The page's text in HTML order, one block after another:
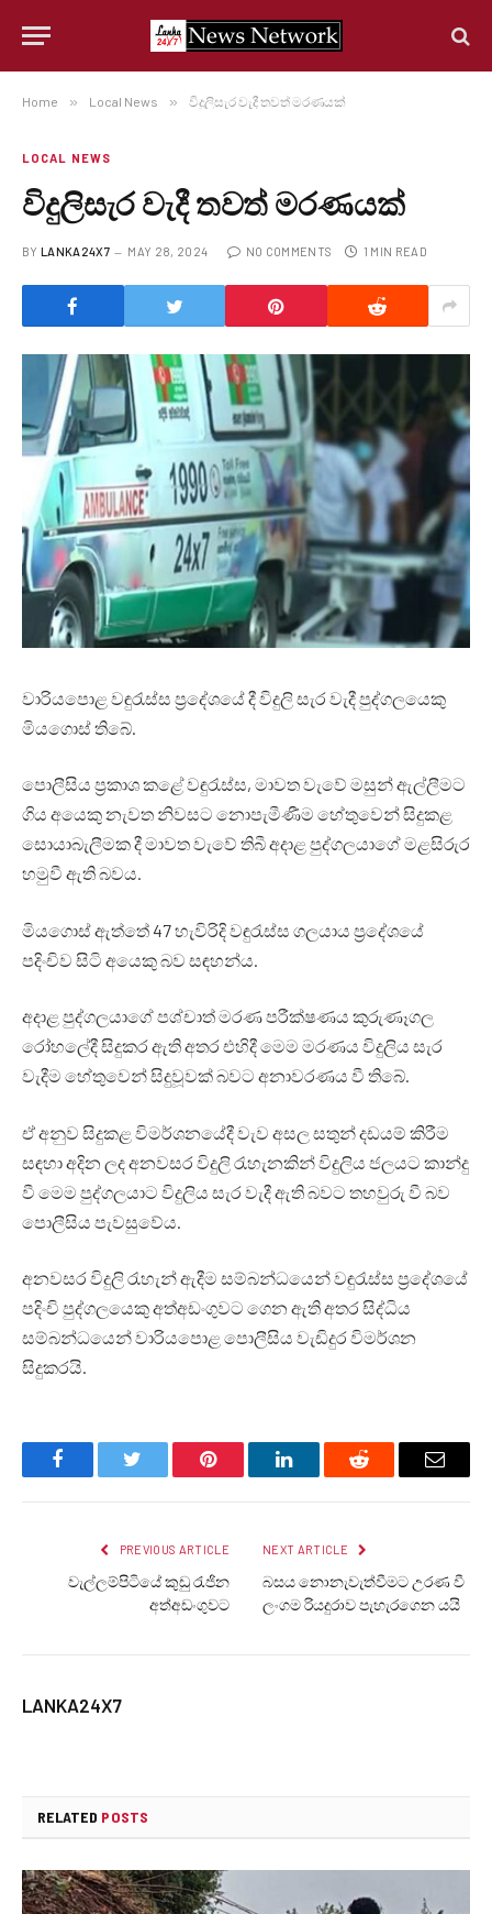
Home » Local News » විදුලිසැර වැදී තවත් මරණයක්
LOCAL NEWS
විදුලිසැර වැදී තවත් මරණයක්
BY LANKA24X7 MAY 28, 2024 NO COMMENTS 1 MIN READ
වාරියපොළ වඳුරැස්ස ප්‍රදේශයේ දී විදුලි සැර වැදී පුද්ගලයෙකු
මියගොස් තිබේ.
පොලීසිය ප්‍රකාශ කළේ වඳුරැස්ස, මාවත වැවේ මසුන් ඇල්ලීමට
ගිය අයෙකු නැවත නිවසට නොපැමීණීම හේතුවෙන් සිදුකළ
සොයාබැලීමක දී මාවත වැවේ තිබී අදාළ පුද්ගලයාගේ මළසිරුර
හමුවී ඇති බවය.
මියගොස් ඇත්තේ 47 හැවිරිදි වඳුරැස්ස ගලයාය ප්‍රදේශයේ
පදිංචිව සිටි අයෙකු බව සඳහන්ය.
අදාළ පුද්ගලයාගේ පශ්චාත් මරණ පරීක්ෂණය කුරුණෑගල
රෝහලේදී සිදුකර ඇති අතර එහිදී මෙම මරණය විදුලිය සැර
වැදීම හේතුවෙන් සිදුවූවක් බවට අනාවරණය වී තිබේ.
ඒ අනුව සිදුකළ විමර්ශනයේදී වැව අසල සතුන් දඩයම් කිරීම
සඳහා අදින ලද අනවසර විදුලි රැහැනකින් විදුලිය ජලයට කාන්දු
වී මෙම පුද්ගලයාට විදුලිය සැර වැදී ඇති බවට තහවුරු වී බව
පොලීසිය පැවසුවේය.
අනවසර විදුලි රැහැන් ඇදීම සම්බන්ධයෙන් වඳුරැස්ස ප්‍රදේශයේ
පදිංචි පුද්ගලයෙකු අත්අඩංගුවට ගෙන ඇති අතර සිද්ධිය
සම්බන්ධයෙන් වාරියපොළ පොලීසිය වැඩිදුර විමර්ශන
සිදුකරයි.
FacebookTwitter Pinterest LinkedInReddit Email
PREVIOUS ARTICLE
වැල්ලම්පිටියේ කුඩු රැජින
අත්අඩංගුවට
NEXT ARTICLE
බසය නොනැවැත්වීමට උරණ වී
ලංගම රියදුරාව පැහැරගෙන යයි
LANKA24X7
RELATED POSTS